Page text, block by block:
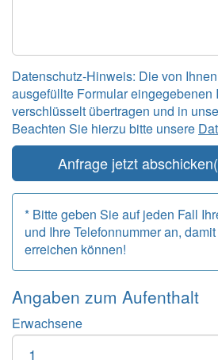
Datenschutz-Hinweis: Die von
ausgefüllte Formular eingegebenen
verschlüsselt übertragen und in
Beachten Sie hierzu bitte unsere
Anfrage jetzt abschicken
* Bitte geben Sie auf jeden Fall
und Ihre Telefonnummer an,
erreichen können!
Angaben zum Aufenthalt
Erwachsene